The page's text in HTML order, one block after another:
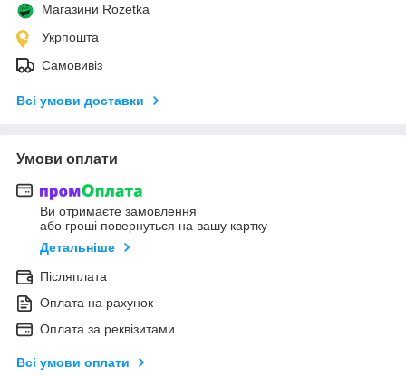
Магазини Rozetka
Укрпошта
Самовивіз
Всі умови доставки
Умови оплати
Ви отримаєте замовлення
або гроші повернуться на вашу картку
Детальніше
Післяплата
Оплата на рахунок
Оплата за реквізитами
Всі умови оплати